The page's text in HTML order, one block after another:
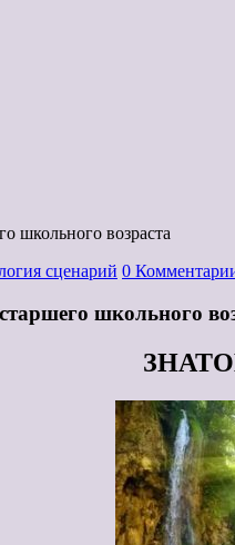
школьного возраста
сценарий 0
школьного